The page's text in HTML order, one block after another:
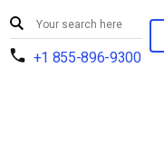
+1 855-896-9300